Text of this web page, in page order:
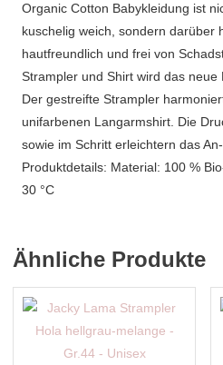
Organic Cotton Babykleidung ist
kuschelig weich, sondern darüber
hautfreundlich und frei von
Strampler und Shirt wird das neue
Der gestreifte Strampler
unifarbenen Langarmshirt. Die
sowie im Schritt erleichtern das
Produktdetails: Material: 100 %
30 °C
Ähnliche Produkte